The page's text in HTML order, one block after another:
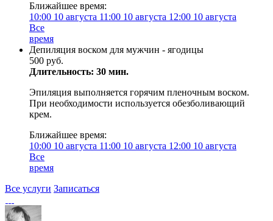
Ближайшее время:
10:00 10 августа 11:00 10 августа 12:00 10 августа
Все
время
Депиляция воском для мужчин - ягодицы
500 руб.
Длительность: 30 мин.
Эпиляция выполняется горячим пленочным воском.
При необходимости используется обезболивающий
крем.
Ближайшее время:
10:00 10 августа 11:00 10 августа 12:00 10 августа
Все
время
Все услуги Записаться